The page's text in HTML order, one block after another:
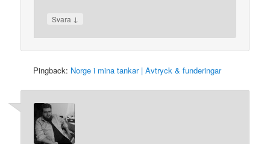
Svara ↓
Pingback: Norge i mina tankar | Avtryck & funderingar